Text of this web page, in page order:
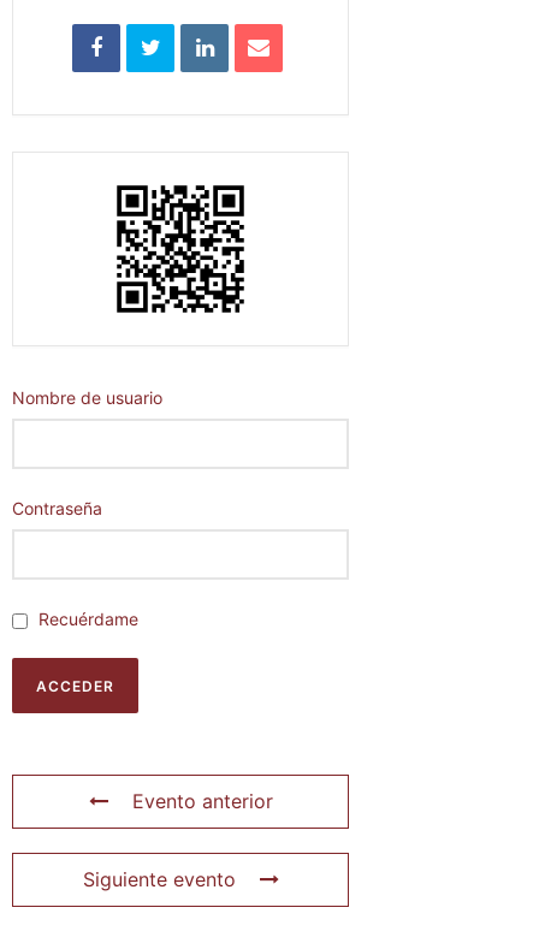
Nombre de usuario
Contraseña
Recuérdame
Evento anterior
Siguiente evento